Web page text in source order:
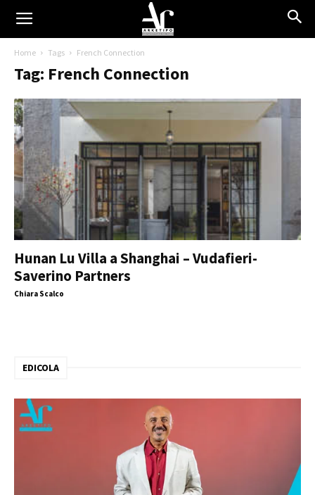
Home Tags French Connection
Tag: French Connection
Hunan Lu Villa a Shanghai – Vudafieri-
Saverino Partners
Chiara Scalco
EDICOLA